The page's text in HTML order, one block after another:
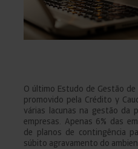
O último Estudo de Gestão
promovido pela Crédito y
várias lacunas na gestão da
empresas. Apenas 6% das
de planos de contingência
súbito agravamento do